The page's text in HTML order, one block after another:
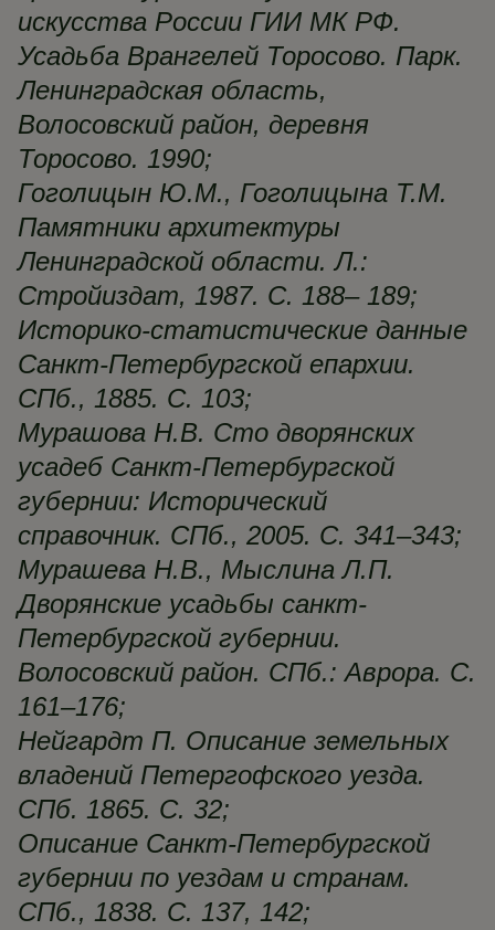
искусства России ГИИ МК РФ.
Усадьба Врангелей Торосово. Парк.
Ленинградская область,
Волосовский район, деревня
Торосово. 1990;
Гоголицын Ю.М., Гоголицына Т.М.
Памятники архитектуры
Ленинградской области. Л.:
Стройиздат, 1987. С. 188– 189;
Историко-статистические данные
Санкт-Петербургской епархии.
СПб., 1885. С. 103;
Мурашова Н.В. Сто дворянских
усадеб Санкт-Петербургской
губернии: Исторический
справочник. СПб., 2005. С. 341–343;
Мурашева Н.В., Мыслина Л.П.
Дворянские усадьбы санкт-
Петербургской губернии.
Волосовский район. СПб.: Аврора. С.
161–176;
Нейгардт П. Описание земельных
владений Петергофского уезда.
СПб. 1865. С. 32;
Описание Санкт-Петербургской
губернии по уездам и странам.
СПб., 1838. С. 137, 142;